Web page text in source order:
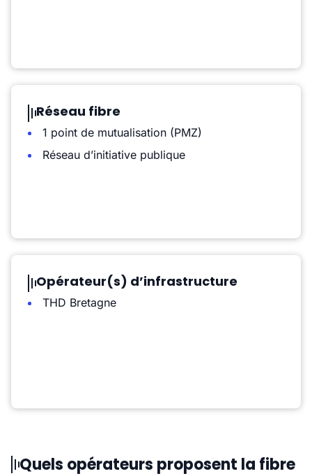
Réseau fibre
1 point de mutualisation (PMZ)
Réseau d’initiative publique
Opérateur(s) d’infrastructure
THD Bretagne
Quels opérateurs proposent la fibre